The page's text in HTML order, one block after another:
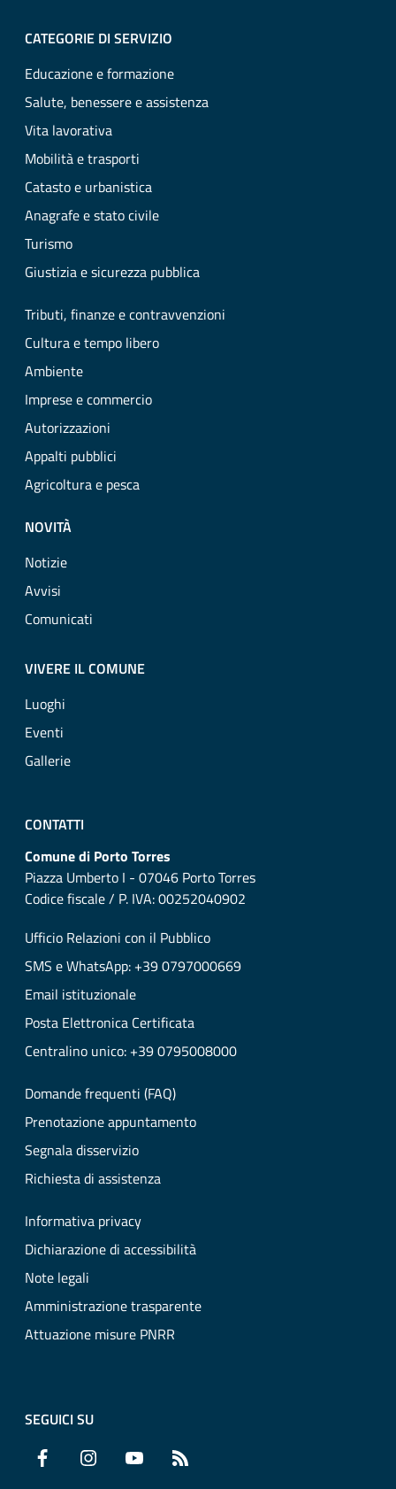
CATEGORIE DI SERVIZIO
Educazione e formazione
Salute, benessere e assistenza
Vita lavorativa
Mobilità e trasporti
Catasto e urbanistica
Anagrafe e stato civile
Turismo
Giustizia e sicurezza pubblica
Tributi, finanze e contravvenzioni
Cultura e tempo libero
Ambiente
Imprese e commercio
Autorizzazioni
Appalti pubblici
Agricoltura e pesca
NOVITÀ
Notizie
Avvisi
Comunicati
VIVERE IL COMUNE
Luoghi
Eventi
Gallerie
CONTATTI
Comune di Porto Torres
Piazza Umberto I - 07046 Porto Torres
Codice fiscale / P. IVA: 00252040902
Ufficio Relazioni con il Pubblico
SMS e WhatsApp: +39 0797000669
Email istituzionale
Posta Elettronica Certificata
Centralino unico: +39 0795008000
Domande frequenti (FAQ)
Prenotazione appuntamento
Segnala disservizio
Richiesta di assistenza
Informativa privacy
Dichiarazione di accessibilità
Note legali
Amministrazione trasparente
Attuazione misure PNRR
SEGUICI SU
Facebook Instagram YouTube